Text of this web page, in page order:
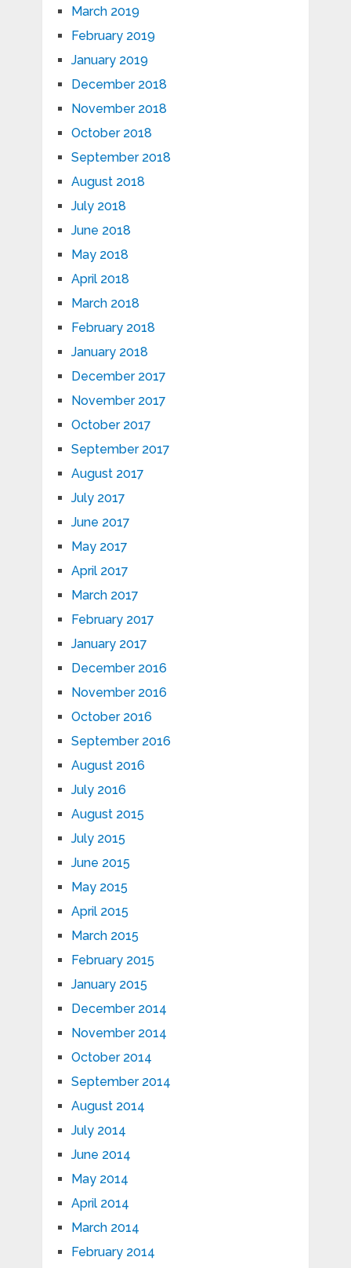
March 2019
February 2019
January 2019
December 2018
November 2018
October 2018
September 2018
August 2018
July 2018
June 2018
May 2018
April 2018
March 2018
February 2018
January 2018
December 2017
November 2017
October 2017
September 2017
August 2017
July 2017
June 2017
May 2017
April 2017
March 2017
February 2017
January 2017
December 2016
November 2016
October 2016
September 2016
August 2016
July 2016
August 2015
July 2015
June 2015
May 2015
April 2015
March 2015
February 2015
January 2015
December 2014
November 2014
October 2014
September 2014
August 2014
July 2014
June 2014
May 2014
April 2014
March 2014
February 2014